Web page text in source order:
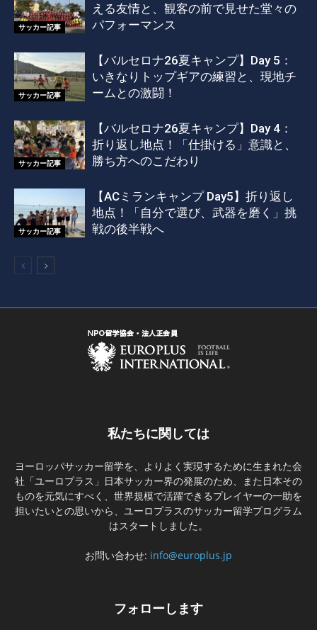
サッカー記事
える友情と、観客の前で見せた堂々の
パフォーマンス
サッカー記事
【バルセロナ26夏キャンプ】Day 5：
いきなりトップギアの練習と、現地チ
ームとの激闘！
サッカー記事
【バルセロナ26夏キャンプ】Day 4：
折り返し地点！「仕掛ける」意識と、
勝ち方へのこだわり
サッカー記事
【ACミランキャンプ Day5】折り返し
地点！「自分で選び、武器を磨く」挑
戦の後半戦へ
私たちに関しては
ヨーロッパサッカー留学を、よりよく実現するために生まれた会
社「ユーロプラス」日本サッカー界の発展のため、また日本その
ものを元気にすべく、世界規模で活躍できるプレイヤーの一助を
担いたいとの思いから、ユーロプラスのサッカー留学プログラム
はスタートしました。
お問い合わせ: info@europlus.jp
フォローします